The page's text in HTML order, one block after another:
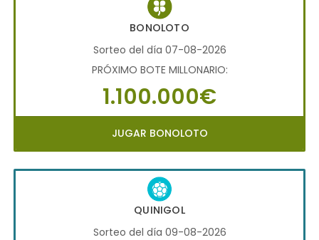
BONOLOTO
Sorteo del día 07-08-2026
PRÓXIMO BOTE MILLONARIO:
1.100.000€
JUGAR BONOLOTO
QUINIGOL
Sorteo del día 09-08-2026